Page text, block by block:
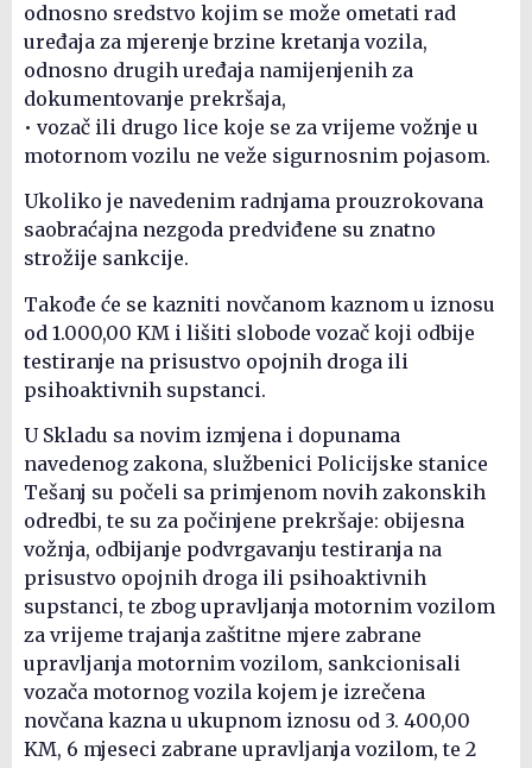
odnosno sredstvo kojim se može ometati rad
uređaja za mjerenje brzine kretanja vozila,
odnosno drugih uređaja namijenjenih za
dokumentovanje prekršaja,
• vozač ili drugo lice koje se za vrijeme vožnje u
motornom vozilu ne veže sigurnosnim pojasom.
Ukoliko je navedenim radnjama prouzrokovana
saobraćajna nezgoda predviđene su znatno
strožije sankcije.
Takođe će se kazniti novčanom kaznom u iznosu
od 1.000,00 KM i lišiti slobode vozač koji odbije
testiranje na prisustvo opojnih droga ili
psihoaktivnih supstanci.
U Skladu sa novim izmjena i dopunama
navedenog zakona, službenici Policijske stanice
Tešanj su počeli sa primjenom novih zakonskih
odredbi, te su za počinjene prekršaje: obijesna
vožnja, odbijanje podvrgavanju testiranja na
prisustvo opojnih droga ili psihoaktivnih
supstanci, te zbog upravljanja motornim vozilom
za vrijeme trajanja zaštitne mjere zabrane
upravljanja motornim vozilom, sankcionisali
vozača motornog vozila kojem je izrečena
novčana kazna u ukupnom iznosu od 3. 400,00
KM, 6 mjeseci zabrane upravljanja vozilom, te 2